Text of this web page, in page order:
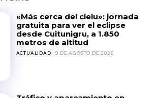
«Más cerca del cielu»: jornada
gratuita para ver el eclipse
desde Cuitunigru, a 1.850
metros de altitud
ACTUALIDAD 9 DE AGOSTO DE 2026